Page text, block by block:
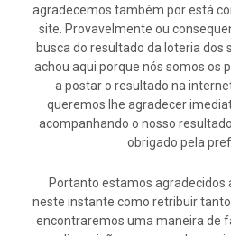
agradecemos também por está
site. Provavelmente ou
busca do resultado da loteria dos
achou aqui porque nós somos os
a postar o resultado na
queremos lhe agradecer
acompanhando o nosso
obrigado pela
Portanto estamos agradecidos
neste instante como retribuir
encontraremos uma maneira de